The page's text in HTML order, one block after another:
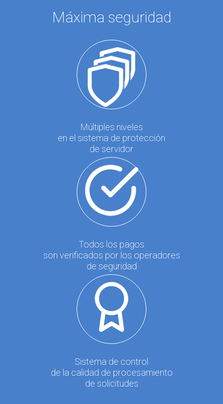
Máxima seguridad
Múltiples niveles
en el sistema de protección
de servidor
Todos los pagos
son verificados por los operadores
de seguridad
Sistema de control
de la calidad de procesamiento
de solicitudes